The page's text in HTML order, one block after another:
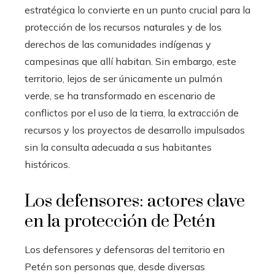
estratégica lo convierte en un punto crucial para la
protección de los recursos naturales y de los
derechos de las comunidades indígenas y
campesinas que allí habitan. Sin embargo, este
territorio, lejos de ser únicamente un pulmón
verde, se ha transformado en escenario de
conflictos por el uso de la tierra, la extracción de
recursos y los proyectos de desarrollo impulsados
sin la consulta adecuada a sus habitantes
históricos.
Los defensores: actores clave
en la protección de Petén
Los defensores y defensoras del territorio en
Petén son personas que, desde diversas